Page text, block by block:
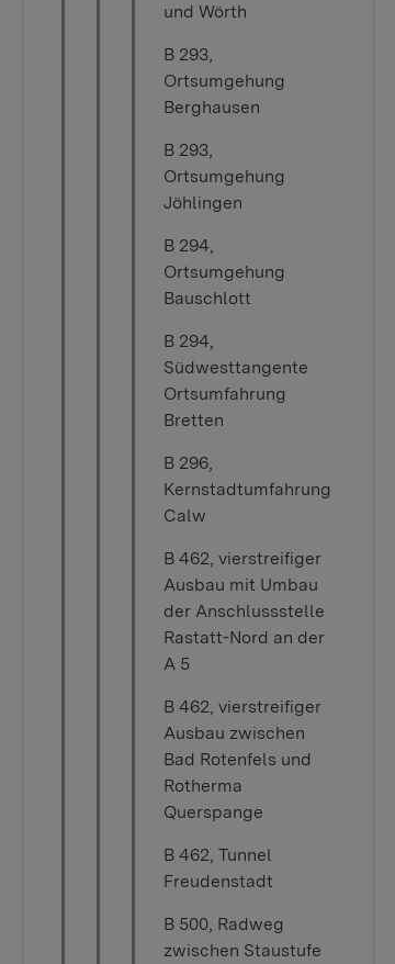
und Wörth
B 293,
Ortsumgehung
Berghausen
B 293,
Ortsumgehung
Jöhlingen
B 294,
Ortsumgehung
Bauschlott
B 294,
Südwesttangente
Ortsumfahrung
Bretten
B 296,
Kernstadtumfahrung
Calw
B 462, vierstreifiger
Ausbau mit Umbau
der Anschlussstelle
Rastatt-Nord an der
A 5
B 462, vierstreifiger
Ausbau zwischen
Bad Rotenfels und
Rotherma
Querspange
B 462, Tunnel
Freudenstadt
B 500, Radweg
zwischen Staustufe